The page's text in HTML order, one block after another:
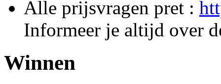
Alle prijsvragen pret :
Informeer je altijd over
Winnen